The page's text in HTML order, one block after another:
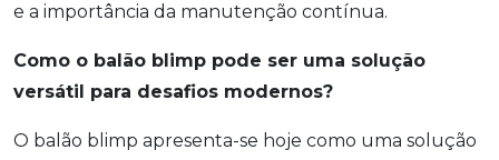
e a importância da manutenção contínua.
Como o balão blimp pode ser uma solução
versátil para desafios modernos?
O balão blimp apresenta-se hoje como uma solução